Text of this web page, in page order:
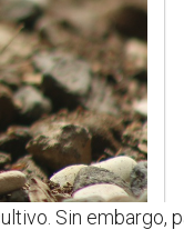
Sin embargo,